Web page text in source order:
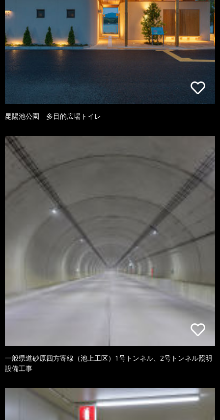
昆陽池公園 多目的広場トイレ
一般県道砂原四方寄線（池上工区）1号トンネル、2号トンネル照明
設備工事